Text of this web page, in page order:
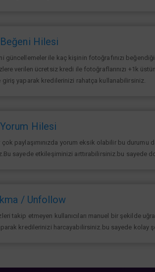
Hilesi
güncellemeler ile kaç kişinin fotoğrafınızı
verilen ücretsiz kredi ile fotoğraflarınızı +1k
yaparak kredilerinizi rahatça kullanabilirsiniz.
Hilesi
paylaşımınızda yorum eksik olabilir bu
sayede etkileşiminizi arttırabilirsiniz.bu sayede
/ Unfollow
takip etmeyen kullanıcıları manuel bir şekilde
kredilerinizi harcayabilirsiniz.bu sayede kolay